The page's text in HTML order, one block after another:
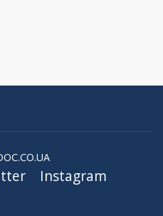
Instagram